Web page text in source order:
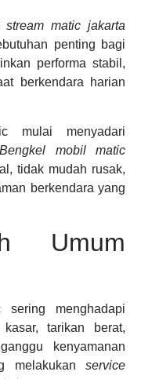
matic jakarta
penting bagi
performa stabil,
berkendara harian
mulai menyadari
Bengkel mobil matic
tidak mudah rusak,
berkendara yang
Umum
sering menghadapi
tarikan berat,
kenyamanan
melakukan service